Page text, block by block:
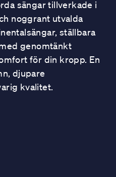
sängar tillverkade i
noggrant utvalda
ställbara
genomtänkt
för din kropp. En
djupare
kvalitet.